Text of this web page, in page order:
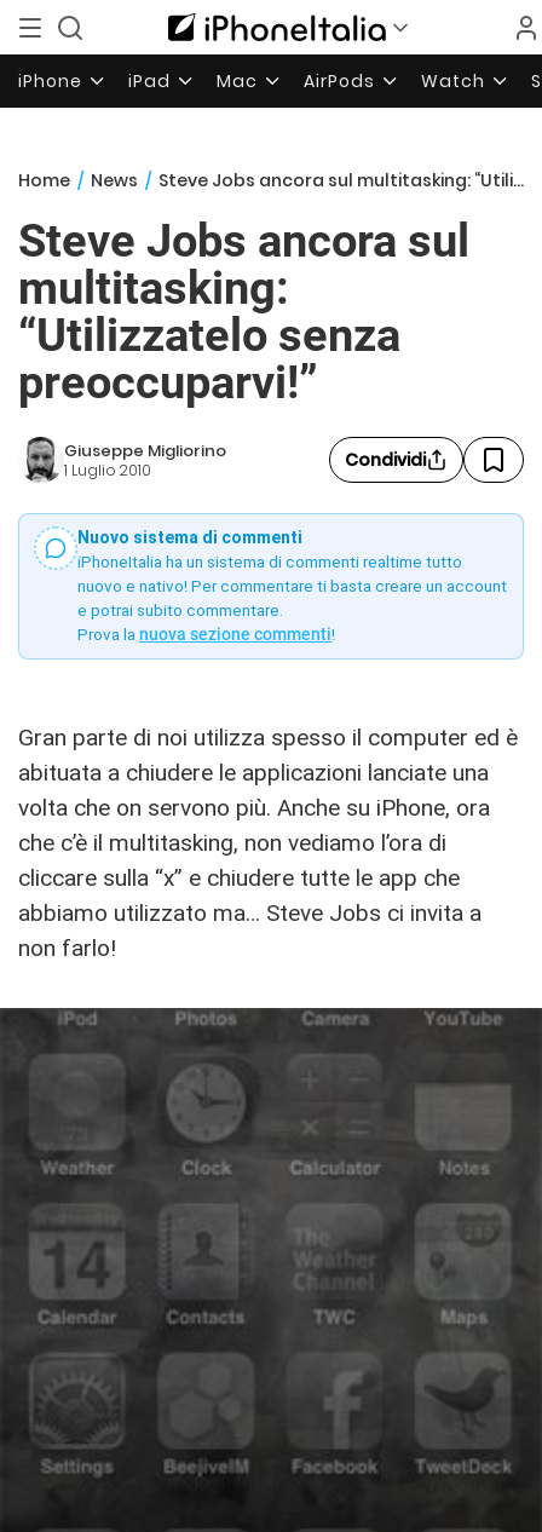
iPhone iPad Mac AirPods Watch
Home / News / Steve Jobs ancora sul multitasking: “Utilizzatelo senza preoccuparvi!”
Steve Jobs ancora sul
multitasking:
“Utilizzatelo senza
preoccuparvi!”
Giuseppe Migliorino
1 Luglio 2010 Condividi
Nuovo sistema di commenti
iPhoneItalia ha un sistema di commenti realtime tutto
nuovo e nativo! Per commentare ti basta creare un account
e potrai subito commentare.
Prova la nuova sezione commenti!
Gran parte di noi utilizza spesso il computer ed è
abituata a chiudere le applicazioni lanciate una
volta che on servono più. Anche su iPhone, ora
che c’è il multitasking, non vediamo l’ora di
cliccare sulla “x” e chiudere tutte le app che
abbiamo utilizzato ma… Steve Jobs ci invita a
non farlo!